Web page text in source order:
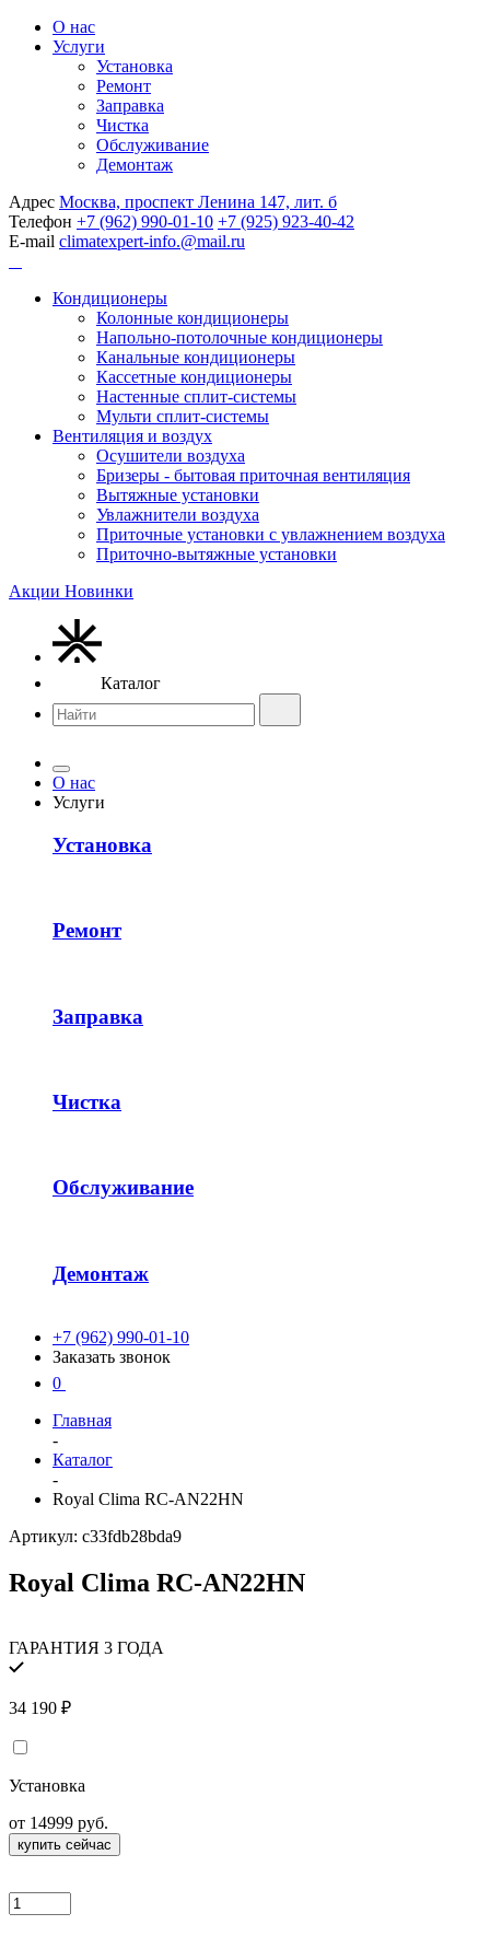
О нас
Услуги
Установка
Ремонт
Заправка
Чистка
Обслуживание
Демонтаж
Адрес Москва, проспект Ленина 147, лит. б
Телефон +7 (962) 990-01-10 +7 (925) 923-40-42
E-mail climatexpert-info.@mail.ru
Кондиционеры
Колонные кондиционеры
Напольно-потолочные кондиционеры
Канальные кондиционеры
Кассетные кондиционеры
Настенные сплит-системы
Мульти сплит-системы
Вентиляция и воздух
Осушители воздуха
Бризеры - бытовая приточная вентиляция
Вытяжные установки
Увлажнители воздуха
Приточные установки с увлажнением воздуха
Приточно-вытяжные установки
Акции Новинки
Каталог
О нас
Услуги
Установка
Ремонт
Заправка
Чистка
Обслуживание
Демонтаж
+7 (962) 990-01-10
Заказать звонок
0
Главная
-
Каталог
-
Royal Clima RC-AN22HN
Артикул: c33fdb28bda9
Royal Clima RC-AN22HN
ГАРАНТИЯ 3 ГОДА
34 190 ₽
Установка
от 14999 руб.
купить сейчас